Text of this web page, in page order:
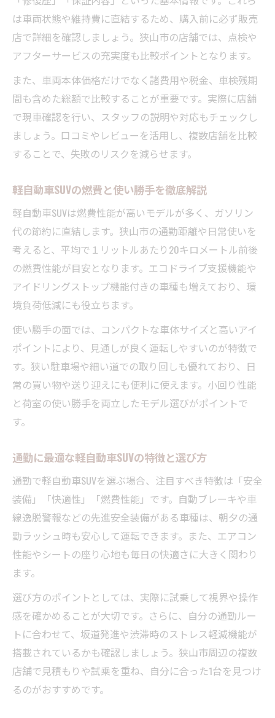
は車両状態や維持費に直結するため、購入前に必ず販売
店で詳細を確認しましょう。狭山市の店舗では、点検や
アフターサービスの充実度も比較ポイントとなります。
また、車両本体価格だけでなく諸費用や税金、車検残期
間も含めた総額で比較することが重要です。実際に店舗
で現車確認を行い、スタッフの説明や対応もチェックし
ましょう。口コミやレビューを活用し、複数店舗を比較
することで、失敗のリスクを減らせます。
軽自動車SUVの燃費と使い勝手を徹底解説
軽自動車SUVは燃費性能が高いモデルが多く、ガソリン
代の節約に直結します。狭山市の通勤距離や日常使いを
考えると、平均で１リットルあたり20キロメートル前後
の燃費性能が目安となります。エコドライブ支援機能や
アイドリングストップ機能付きの車種も増えており、環
境負荷低減にも役立ちます。
使い勝手の面では、コンパクトな車体サイズと高いアイ
ポイントにより、見通しが良く運転しやすいのが特徴で
す。狭い駐車場や細い道での取り回しも優れており、日
常の買い物や送り迎えにも便利に使えます。小回り性能
と荷室の使い勝手を両立したモデル選びがポイントで
す。
通勤に最適な軽自動車SUVの特徴と選び方
通勤で軽自動車SUVを選ぶ場合、注目すべき特徴は「安全
装備」「快適性」「燃費性能」です。自動ブレーキや車
線逸脱警報などの先進安全装備がある車種は、朝夕の通
勤ラッシュ時も安心して運転できます。また、エアコン
性能やシートの座り心地も毎日の快適さに大きく関わり
ます。
選び方のポイントとしては、実際に試乗して視界や操作
感を確かめることが大切です。さらに、自分の通勤ルー
トに合わせて、坂道発進や渋滞時のストレス軽減機能が
搭載されているかも確認しましょう。狭山市周辺の複数
店舗で見積もりや試乗を重ね、自分に合った1台を見つけ
るのがおすすめです。